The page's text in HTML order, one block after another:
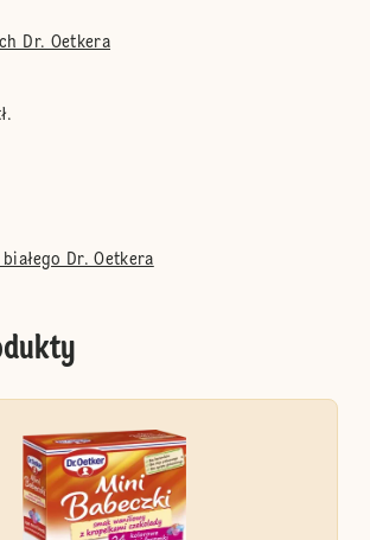
Dr. Oetkera
Dr. Oetkera